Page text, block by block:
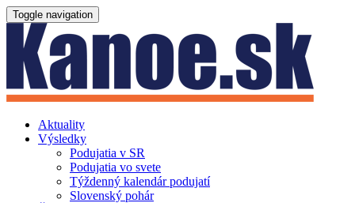
Toggle navigation
Aktuality
Výsledky
Podujatia v SR
Podujatia vo svete
Týždenný kalendár podujatí
Slovenský pohár